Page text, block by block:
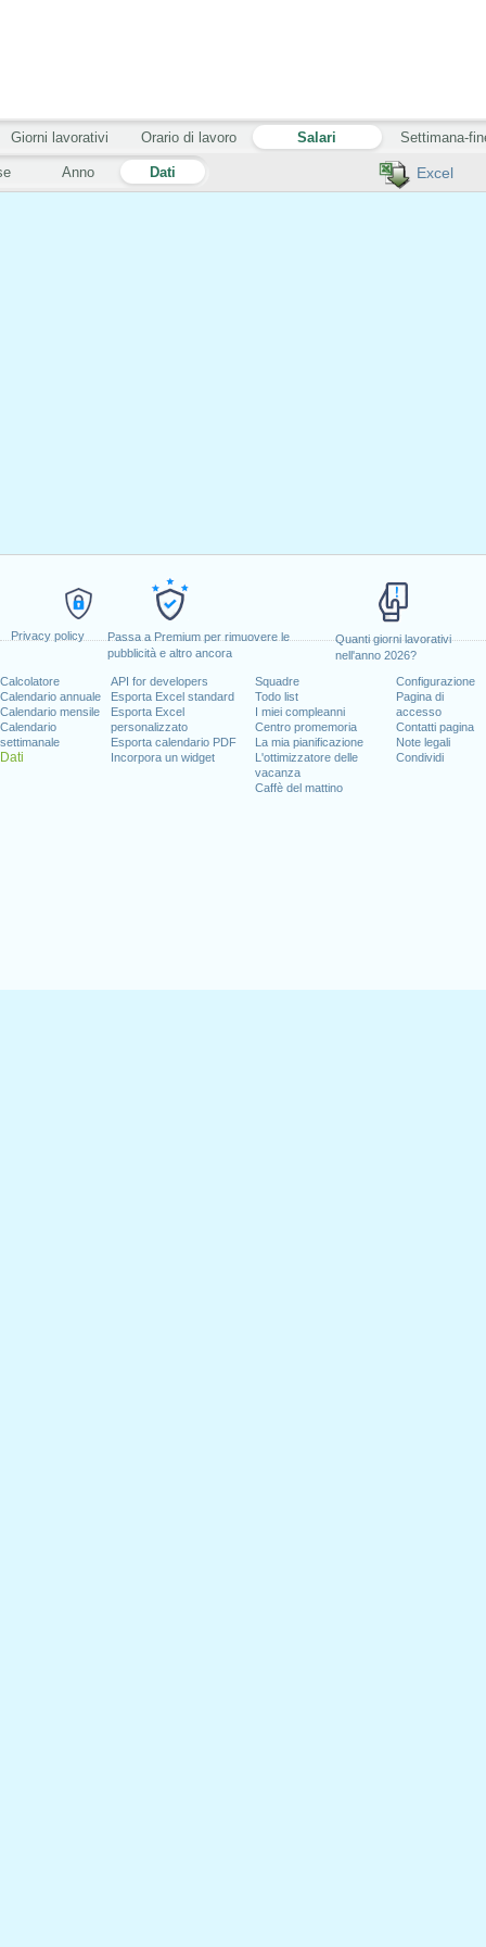
Privacy policy
Passa a Premium per rimuovere le
pubblicità e altro ancora
Quanti giorni lavorativi
nell'anno 2026?
Calcolatore
Calendario annuale
Calendario mensile
Calendario
settimanale
Dati
API for developers
Esporta Excel standard
Esporta Excel
personalizzato
Esporta calendario PDF
Incorpora un widget
Squadre
Todo list
I miei compleanni
Centro promemoria
La mia pianificazione
L'ottimizzatore delle
vacanza
Caffè del mattino
Configurazione
Pagina di
accesso
Contatti pagina
Note legali
Condividi
Excel
Anno Dati
Giorni lavorativi Orario di lavoro Salari Settimana-